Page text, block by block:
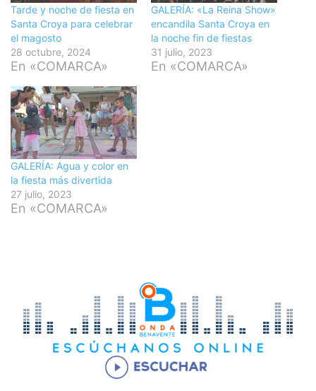
Tarde y noche de fiesta en
Santa Croya para celebrar
el magosto
28 octubre, 2024
En «COMARCA»
GALERÍA: «La Reina Show»
encandila Santa Croya en
la noche fin de fiestas
31 julio, 2023
En «COMARCA»
GALERÍA: Agua y color en
la fiesta más divertida
27 julio, 2023
En «COMARCA»